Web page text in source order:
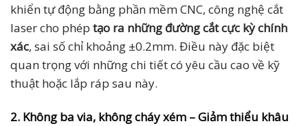
khiển tự động bằng phần mềm CNC, công nghệ cắt
laser cho phép tạo ra những đường cắt cực kỳ chính
xác, sai số chỉ khoảng ±0.2mm. Điều này đặc biệt
quan trọng với những chi tiết có yêu cầu cao về kỹ
thuật hoặc lắp ráp sau này.
2. Không ba via, không cháy xém – Giảm thiểu khâu